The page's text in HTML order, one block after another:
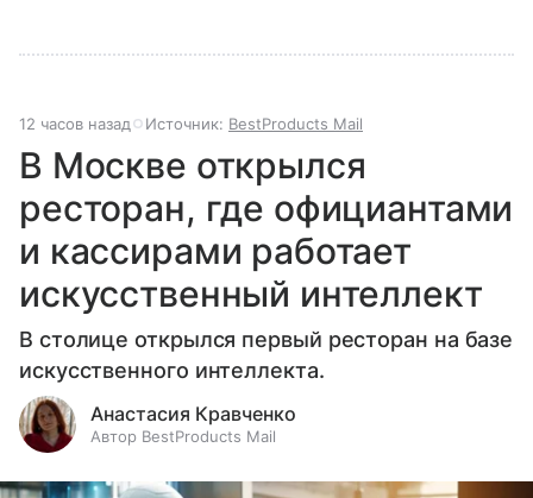
12 часов назад Источник: BestProducts Mail
В Москве открылся
ресторан, где официантами
и кассирами работает
искусственный интеллект
В столице открылся первый ресторан на базе
искусственного интеллекта.
Анастасия Кравченко
Автор BestProducts Mail